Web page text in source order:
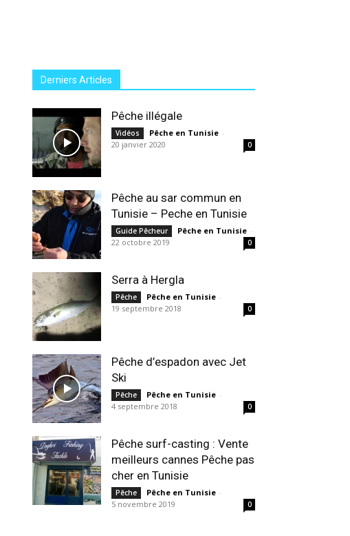
Derniers Articles
Pêche illégale
Vidéos Pêche en Tunisie -
20 janvier 2020
0
Pêche au sar commun en
Tunisie – Peche en Tunisie
Guide Pêcheur Pêche en Tunisie -
22 octobre 2019
0
Serra à Hergla
Pêche Pêche en Tunisie -
19 septembre 2018
0
Pêche d’espadon avec Jet
Ski
Pêche Pêche en Tunisie -
4 septembre 2018
0
Pêche surf-casting : Vente
meilleurs cannes Pêche pas
cher en Tunisie
Pêche Pêche en Tunisie -
5 novembre 2019
0